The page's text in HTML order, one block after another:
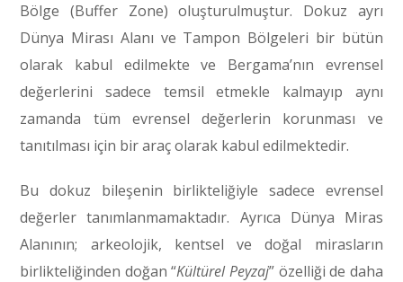
Bölge (Buffer Zone) oluşturulmuştur. Dokuz ayrı
Dünya Mirası Alanı ve Tampon Bölgeleri bir bütün
olarak kabul edilmekte ve Bergama’nın evrensel
değerlerini sadece temsil etmekle kalmayıp aynı
zamanda tüm evrensel değerlerin korunması ve
tanıtılması için bir araç olarak kabul edilmektedir.
Bu dokuz bileşenin birlikteliğiyle sadece evrensel
değerler tanımlanmamaktadır. Ayrıca Dünya Miras
Alanının; arkeolojik, kentsel ve doğal mirasların
birlikteliğinden doğan “Kültürel Peyzaj” özelliği de daha